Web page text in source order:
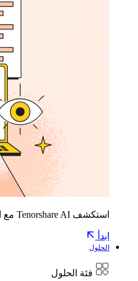
استكشف Tenorshare AI مع الميزات الجديدة المذهلة
ابدأ
الحلول
فئة الحلول